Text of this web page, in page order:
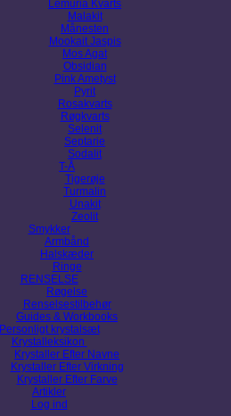
Lemuria Kvarts
Malakit
Månesten
Mookait Jaspis
Mos Agat
Obsidian
Pink Ametyst
Pyrit
Rosakvarts
Røgkvarts
Selenit
Septarie
Sodalit
T-Å
Tigerøje
Turmalin
Unakit
Zeolit
Smykker
Armbånd
Halskæder
Ringe
RENSELSE
Røgelse
Renselsestilbehør
Guides & Workbooks
Personligt krystalsæt
Krystalleksikon
Krystaller Efter Navne
Krystaller Efter Virkning
Krystaller Efter Farve
Artikler
Log ind